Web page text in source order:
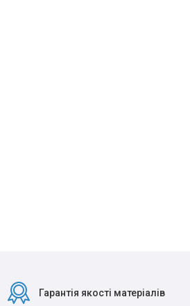
Гарантія якості матеріалів